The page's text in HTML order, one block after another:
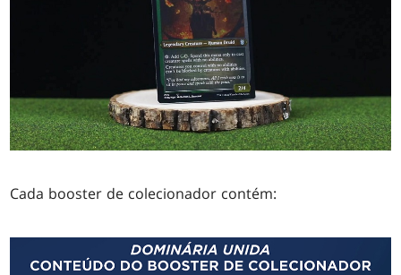
Cada booster de colecionador contém: